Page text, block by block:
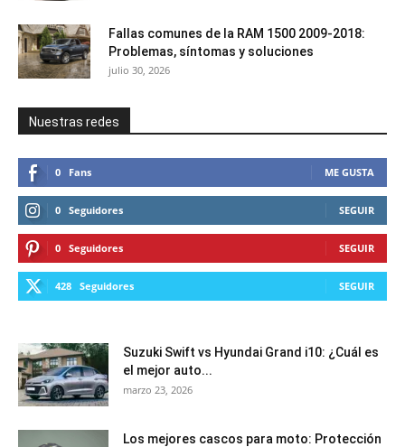
Fallas comunes de la RAM 1500 2009-2018:
Problemas, síntomas y soluciones
julio 30, 2026
Nuestras redes
0 Fans ME GUSTA
0 Seguidores SEGUIR
0 Seguidores SEGUIR
428 Seguidores SEGUIR
Suzuki Swift vs Hyundai Grand i10: ¿Cuál es
el mejor auto...
marzo 23, 2026
Los mejores cascos para moto: Protección